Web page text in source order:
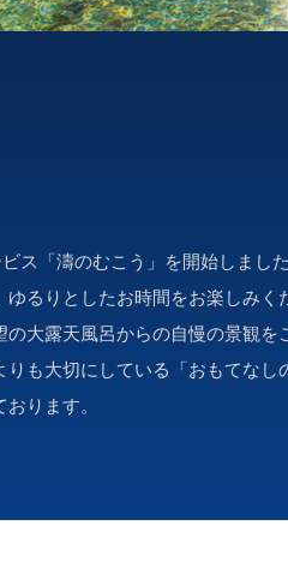
ス「濤のむこう」を開始しました
るりとしたお時間をお楽しみく
大露天風呂からの自慢の景観を
も大切にしている「おもてなし
ります。